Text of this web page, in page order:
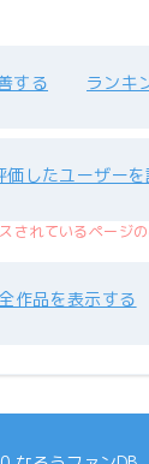
する ランキ
価したユーザー
されているページ
作品を表示する